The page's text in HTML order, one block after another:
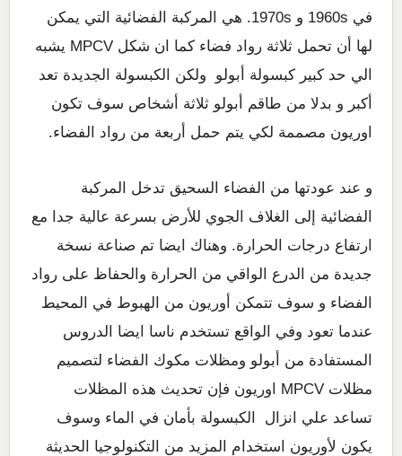
في 1960s و 1970s. هي المركبة الفضائية التي يمكن
لها أن تحمل ثلاثة رواد فضاء كما ان شكل MPCV يشبه
الي حد كبير كبسولة أبولو ولكن الكبسولة الجديدة تعد
أكبر و بدلا من طاقم أبولو ثلاثة أشخاص سوف تكون
اوريون مصممة لكي يتم حمل أربعة من رواد الفضاء.
و عند عودتها من الفضاء السحيق تدخل المركبة
الفضائية إلى الغلاف الجوي للأرض بسرعة عالية جدا مع
ارتفاع درجات الحرارة. وهناك ايضا تم صناعة نسخة
جديدة من الدرع الواقي من الحرارة والحفاظ على رواد
الفضاء و سوف تتمكن أوريون من الهبوط في المحيط
عندما تعود وفي الواقع تستخدم ناسا ايضا الدروس
المستفادة من أبولو ومظلات مكوك الفضاء لتصميم
مظلات MPCV اوريون فإن تحديث هذه المظلات
تساعد علي انزال الكبسولة بأمان في الماء وسوف
يكون لأوريون استخدام المزيد من التكنولوجيا الحديثة